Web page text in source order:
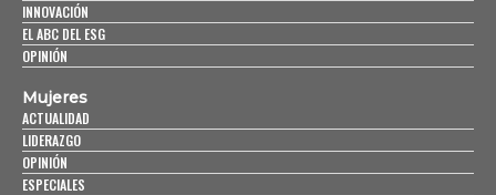
INNOVACIÓN
EL ABC DEL ESG
OPINIÓN
Mujeres
ACTUALIDAD
LIDERAZGO
OPINIÓN
ESPECIALES